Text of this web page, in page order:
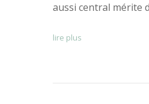
aussi central mérite
lire plus